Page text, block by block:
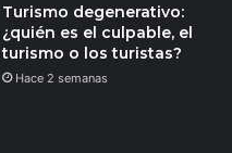
Turismo degenerativo:
¿quién es el culpable, el
turismo o los turistas?
Hace 2 semanas